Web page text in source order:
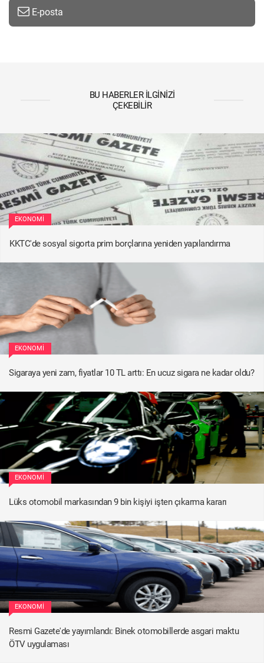
E-posta
BU HABERLER İLGINIZI
ÇEKEBILIR
EKONOMI
KKTC'de sosyal sigorta prim borçlarına yeniden yapılandırma
EKONOMI
Sigaraya yeni zam, fiyatlar 10 TL arttı: En ucuz sigara ne kadar oldu?
EKONOMI
Lüks otomobil markasından 9 bin kişiyi işten çıkarma kararı
EKONOMI
Resmi Gazete'de yayımlandı: Binek otomobillerde asgari maktu
ÖTV uygulaması